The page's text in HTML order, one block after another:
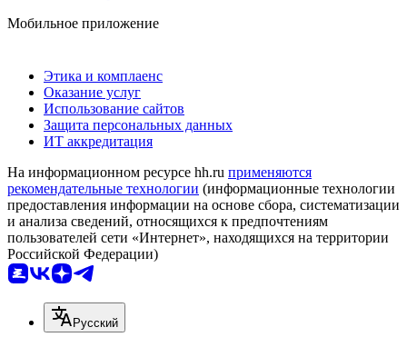
Мобильное приложение
Этика и комплаенс
Оказание услуг
Использование сайтов
Защита персональных данных
ИТ аккредитация
На информационном ресурсе hh.ru применяются
рекомендательные технологии (информационные технологии
предоставления информации на основе сбора, систематизации
и анализа сведений, относящихся к предпочтениям
пользователей сети «Интернет», находящихся на территории
Российской Федерации)
Русский